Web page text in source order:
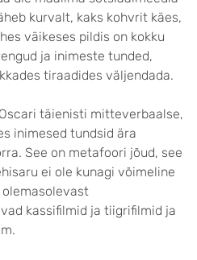
kurvalt, kaks kohvrit käes,
väikeses pildis on kokku
ja inimeste tunded,
tiraadides väljendada.
täienisti mitteverbaalse,
inimesed tundsid ära
See on metafoori jõud, see
ei ole kunagi võimeline
olemasolevast
kassifilmid ja tiigrifilmid ja